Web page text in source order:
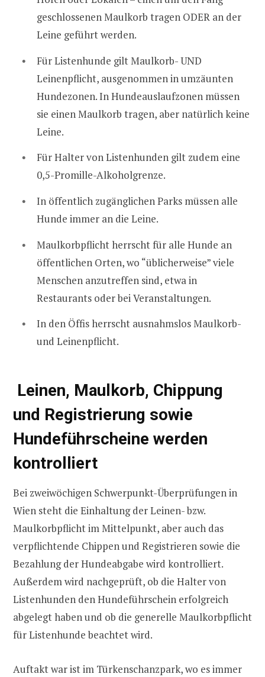
geschlossenen Maulkorb tragen ODER an der
Leine geführt werden.
Für Listenhunde gilt Maulkorb- UND
Leinenpflicht, ausgenommen in umzäunten
Hundezonen. In Hundeauslaufzonen müssen
sie einen Maulkorb tragen, aber natürlich keine
Leine.
Für Halter von Listenhunden gilt zudem eine
0,5-Promille-Alkoholgrenze.
In öffentlich zugänglichen Parks müssen alle
Hunde immer an die Leine.
Maulkorbpflicht herrscht für alle Hunde an
öffentlichen Orten, wo “üblicherweise” viele
Menschen anzutreffen sind, etwa in
Restaurants oder bei Veranstaltungen.
In den Öffis herrscht ausnahmslos Maulkorb-
und Leinenpflicht.
Leinen, Maulkorb, Chippung
und Registrierung sowie
Hundeführscheine werden
kontrolliert
Bei zweiwöchigen Schwerpunkt-Überprüfungen in
Wien steht die Einhaltung der Leinen- bzw.
Maulkorbpflicht im Mittelpunkt, aber auch das
verpflichtende Chippen und Registrieren sowie die
Bezahlung der Hundeabgabe wird kontrolliert.
Außerdem wird nachgeprüft, ob die Halter von
Listenhunden den Hundeführschein erfolgreich
abgelegt haben und ob die generelle Maulkorbpflicht
für Listenhunde beachtet wird.
Auftakt war ist im Türkenschanzpark, wo es immer